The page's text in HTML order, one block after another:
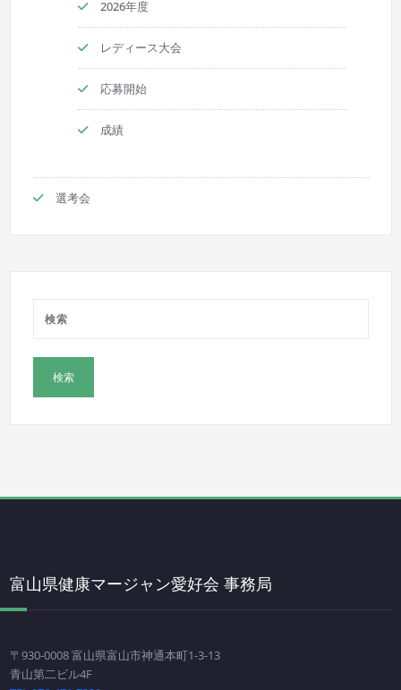
2026年度
レディース大会
応募開始
成績
選考会
富山県健康マージャン愛好会 事務局
〒930-0008 富山県富山市神通本町1-3-13
青山第二ビル4F